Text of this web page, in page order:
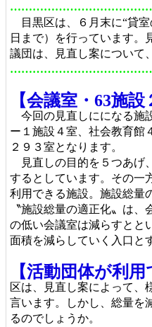
目黒区は、６月末に“貸室
日まで）を行っています。
議団は、見直し案について
【会議室・63施設
今回の見直しにになる施
ー１施設４室、社会教育館
２９３室となります。
見直しの目的を５つあげ
するとしています。その一
利用できる施設。施設総量
〝施設総量の適正化〟は
の低い会議室は減らすとと
面積を減らしていく入口と
【活動団体が利
区は、見直し案によって、
言います。しかし、総量を
るのでしょうか。